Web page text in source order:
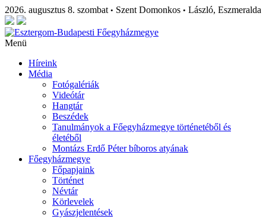
2026. augusztus 8. szombat • Szent Domonkos • László, Eszmeralda
Menü
Híreink
Média
Fotógalériák
Videótár
Hangtár
Beszédek
Tanulmányok a Főegyházmegye történetéből és
életéből
Montázs Erdő Péter bíboros atyának
Főegyházmegye
Főpapjaink
Történet
Névtár
Körlevelek
Gyászjelentések